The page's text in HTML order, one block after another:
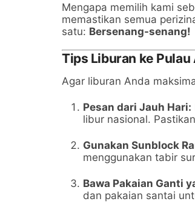
Mengapa memilih kami
memastikan semua
satu: Bersenang-senang!
Tips Liburan ke Pulau
Agar liburan Anda
Pesan dari Jauh Hari:
libur nasional.
Gunakan Sunblock
menggunakan tabir
Bawa Pakaian Ganti
dan pakaian santai